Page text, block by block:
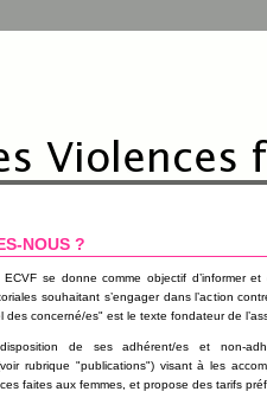
NOUS ?
se donne comme objectif d’informer
souhaitant s’engager dans l’action
des concerné/es" est le texte fondateur de
de ses adhérent/es et non-
rubrique "publications") visant à les
faites aux femmes, et propose des tarifs